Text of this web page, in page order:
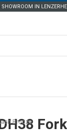
IN
Bronze